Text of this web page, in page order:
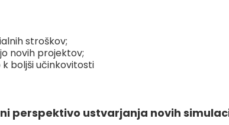
stroškov;
novih projektov;
boljši učinkovitosti
perspektivo ustvarjanja novih